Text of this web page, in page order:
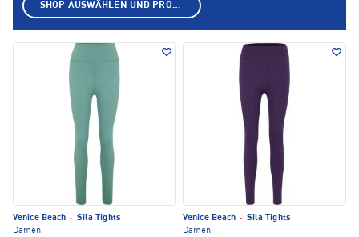
Venice Beach · Sila Tights
Damen
Venice Beach · Sila Tights
Damen
SHOP AUSWÄHLEN UND PRODUKTE ANZEIGEN